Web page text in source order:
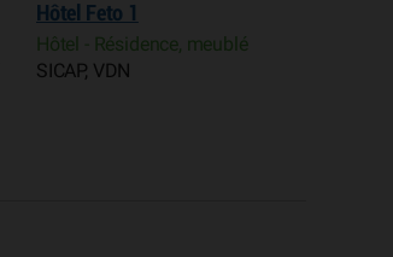
Hôtel Feto 1
Hôtel - Résidence, meublé
SICAP, VDN